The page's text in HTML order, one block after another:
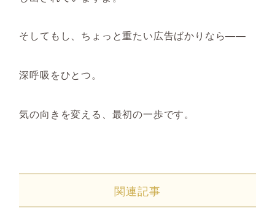
そしてもし、ちょっと重たい広告ばかりなら――
深呼吸をひとつ。
気の向きを変える、最初の一歩です。
関連記事